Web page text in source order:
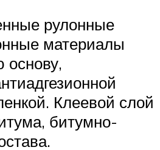
рулонные
материалы
основу,
Клеевой слой
битумно-